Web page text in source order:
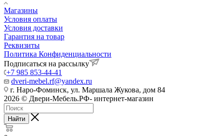
Магазины
Условия оплаты
Условия доставки
Гарантия на товар
Реквизиты
Политика Конфиденциальности
Подписаться на рассылку
+7 985 853-44-41
dveri-mebel.rf@yandex.ru
г. Наро-Фоминск, ул. Маршала Жукова, дом 84
2026 © Двери-Мебель.РФ- интернет-магазин
Найти